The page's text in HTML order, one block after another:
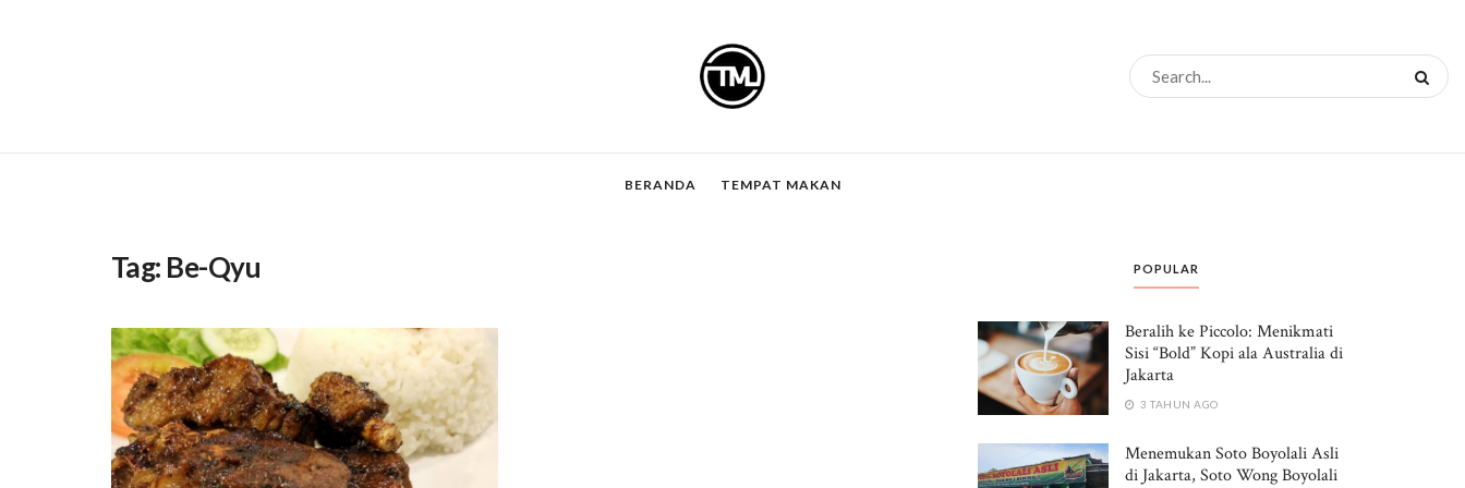
BERANDA TEMPAT MAKAN
Tag: Be-Qyu POPULAR
Beralih ke Piccolo: Menikmati
Sisi “Bold” Kopi ala Australia di
Jakarta
3 TAHUN AGO
Menemukan Soto Boyolali Asli
di Jakarta, Soto Wong Boyolali